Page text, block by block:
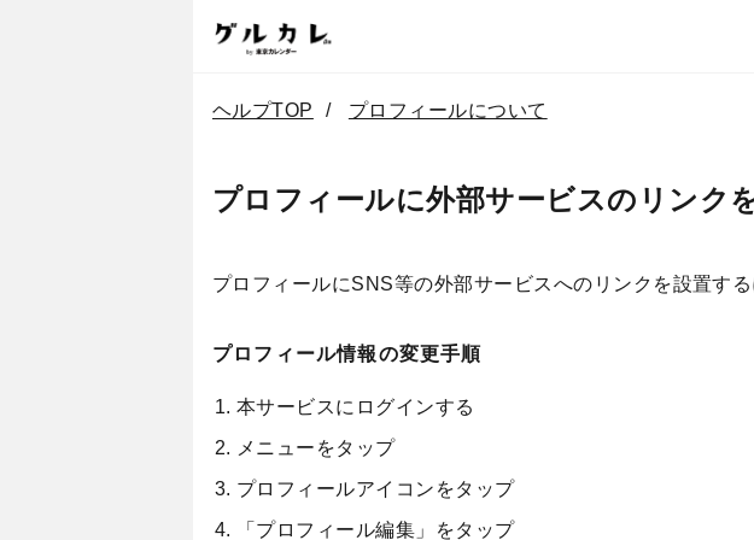
ヘルプTOP プロフィールについて
プロフィールに外部サービスのリンク
プロフィールにSNS等の外部サービスへのリンクを設置す
プロフィール情報の変更手順
本サービスにログインする
メニューをタップ
プロフィールアイコンをタップ
「プロフィール編集」をタップ